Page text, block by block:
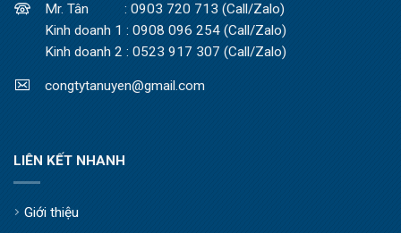
Mr. Tân : 0903 720 713 (Call/Zalo)
Kinh doanh 1 : 0908 096 254 (Call/Zalo)
Kinh doanh 2 : 0523 917 307 (Call/Zalo)
congtytanuyen@gmail.com
LIÊN KẾT NHANH
Giới thiệu